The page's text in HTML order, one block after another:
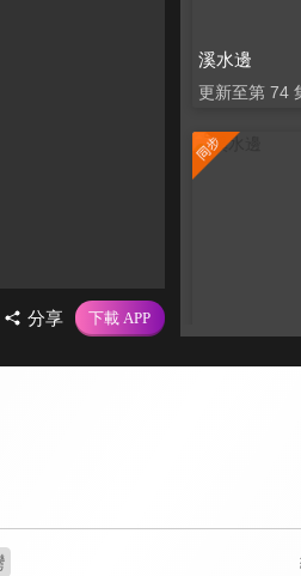
分享
溪水邊
更新至第 74